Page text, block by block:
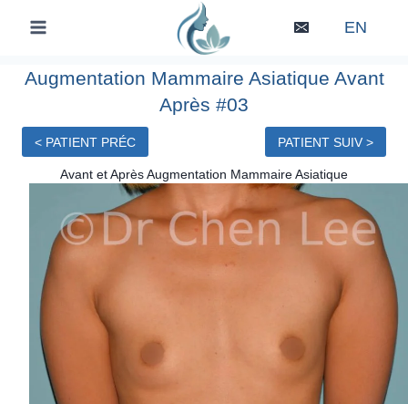
EN
Augmentation Mammaire Asiatique Avant
Après #03
< PATIENT PRÉC PATIENT SUIV >
Avant et Après Augmentation Mammaire Asiatique